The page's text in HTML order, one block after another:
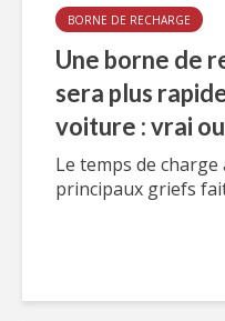
BORNE DE RECHARGE
Une borne de
sera plus
voiture : vrai
Le temps de
principaux griefs